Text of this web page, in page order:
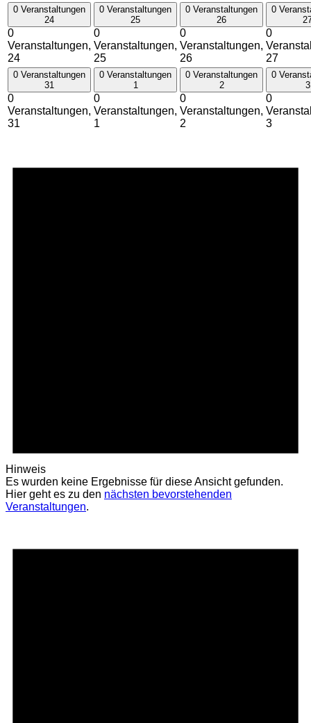
0 Veranstaltungen
24
0
Veranstaltungen,
24
0 Veranstaltungen
25
0
Veranstaltungen,
25
0 Veranstaltungen
26
0
Veranstaltungen,
26
0
0
27
0 Veranstaltungen
31
0
Veranstaltungen,
31
0 Veranstaltungen
1
0
Veranstaltungen,
1
0 Veranstaltungen
2
0
Veranstaltungen,
2
0
3
0
3
Hinweis
Es wurden keine Ergebnisse für diese Ansicht gefunden.
Hier geht es zu den nächsten bevorstehenden
Veranstaltungen.